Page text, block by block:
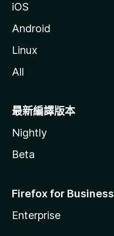
iOS
Android
Linux
All
最新編譯版本
Nightly
Beta
Firefox for Business
Enterprise